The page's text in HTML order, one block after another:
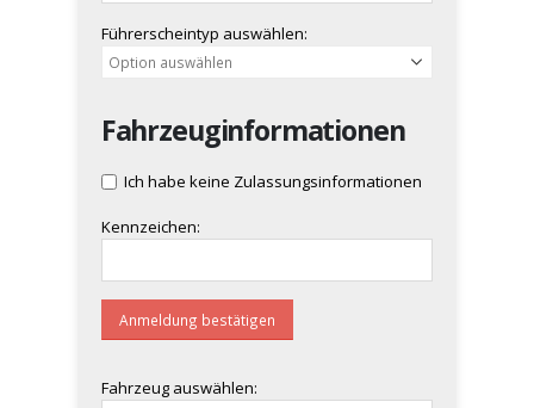
Führerscheintyp auswählen:
Fahrzeuginformationen
Ich habe keine Zulassungsinformationen
Kennzeichen:
Anmeldung bestätigen
Fahrzeug auswählen: